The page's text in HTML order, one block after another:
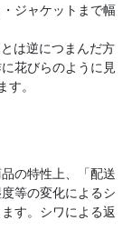
ジャケットまで幅
は逆につまんだ方
花びらのように見
す。
の特性上、「配送
等の変化によるシ
す。シワによる返